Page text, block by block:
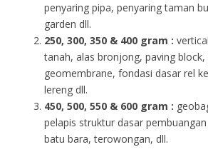
penyaring pipa, penyaring taman
garden dll.
250, 300, 350 & 400 gram :
tanah, alas bronjong, paving block,
geomembrane, fondasi dasar rel
lereng dll.
450, 500, 550 & 600 gram :
pelapis struktur dasar
batu bara, terowongan, dll.